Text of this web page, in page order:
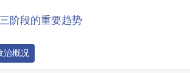
阶段的重要趋势
治概况